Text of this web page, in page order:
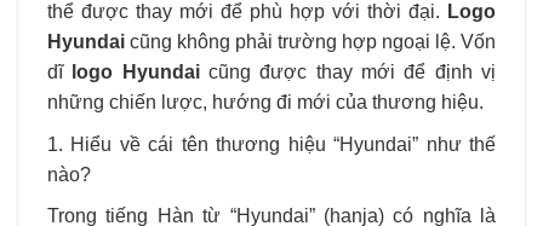
thể được thay mới để phù hợp với thời đại. Logo
Hyundai cũng không phải trường hợp ngoại lệ. Vốn
dĩ logo Hyundaicũng được thay mới để định vị
những chiến lược, hướng đi mới của thương hiệu.
1. Hiểu về cái tên thương hiệu “Hyundai” như thế
nào?
Trong tiếng Hàn từ “Hyundai” (hanja) có nghĩa là